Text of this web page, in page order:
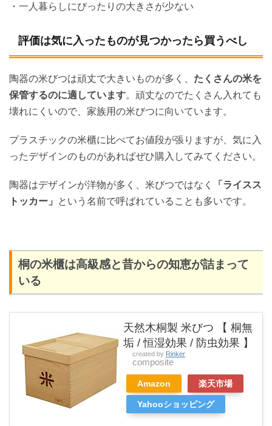
・一人暮らしにぴったりの大きさが少ない
評価は気に入ったものが見つかったら買うべし
陶器の米びつは頑丈で大きいものが多く、 たくさんの米を
保管するのに適しています。頑丈なのでたくさん入れても
壊れにくいので、家族用の米びつに向いています。
プラスチックの米櫃に比べてお値段が張りますが、気に入
ったデザインのものがあればぜひ購入してみてください。
陶器はデザインが洋物が多く、米びつではなく
「ライスス
トッカー」
という名前で呼ばれていることも多いです。
桐の米櫃は高級感と昔からの知恵が詰まって
いる
天然木桐製 米びつ 【 桐無
垢 / 恒湿効果 / 防虫効果 】
created by Rinker
composite
Amazon 楽天市場
Yahooショッピング